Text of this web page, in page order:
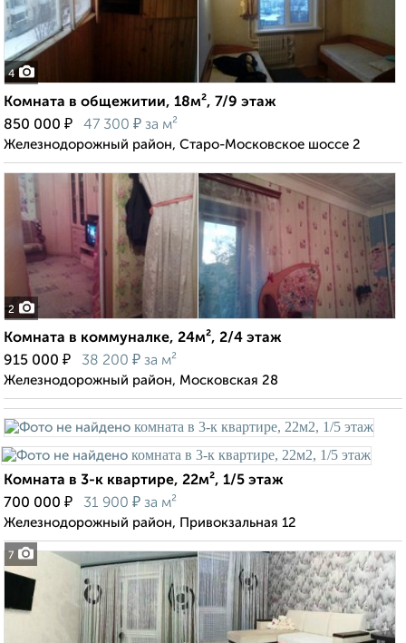
4
Комната в общежитии, 18м², 7/9 этаж
850 000 ₽ 47 300 ₽ за м²
Железнодорожный район, Старо-Московское шоссе 2
2
Комната в коммуналке, 24м², 2/4 этаж
915 000 ₽ 38 200 ₽ за м²
Железнодорожный район, Московская 28
7
Комната в 3-к квартире, 22м², 1/5 этаж
700 000 ₽ 31 900 ₽ за м²
Железнодорожный район, Привокзальная 12